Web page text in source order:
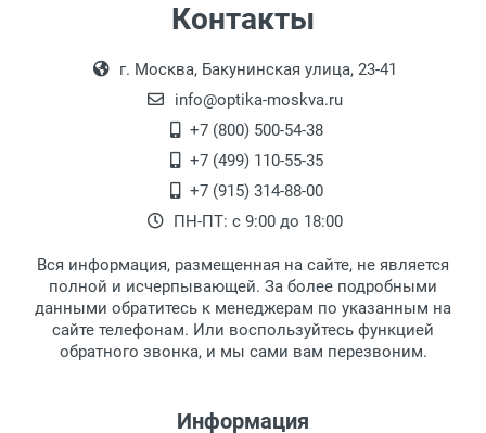
Ширина:
Тип футляра:
Самовывоз.
Оплата товара производится
наличными непосредственно на пункте
выдачи товара.
Перечисление средств на расчетный счет.
18:00, по субботам с 11:00 до 15:00, в
офисе по адресу: г. Москва,
Переведеновский переулок 17, корпус 1,
второй этаж, тел. +7 (499) 110-55-35.
После того, как заказ поступает в пункт
выдачи, наш менеджер связывается с
клиентом и оповещает о поступлении
Для получения товара при себе
обязательно иметь паспорт.
Заказ необходимо забрать в течение 3
рабочих дней с момента поступления на
дополнительных расходов за хранение
Контакты
г. Москва, Бакунинская улица, 23-41
info@optika-moskva.ru
+7 (800) 500-54-38
+7 (499) 110-55-35
+7 (915) 314-88-00
ПН-ПТ: с 9:00 до 18:00
Вся информация, размещенная на сайте, не является
полной и исчерпывающей. За более подробными
данными обратитесь к менеджерам по указанным на
сайте телефонам. Или воспользуйтесь функцией
обратного звонка, и мы сами вам перезвоним.
Информация